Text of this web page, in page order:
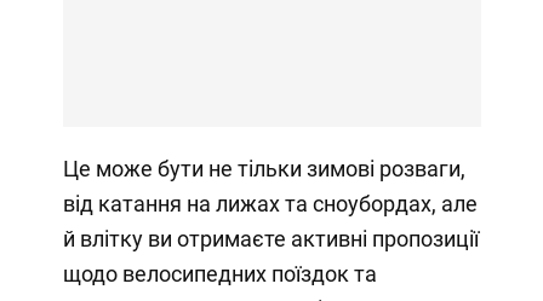
Це може бути не тільки зимові розваги,
від катання на лижах та сноубордах, але
й влітку ви отримаєте активні пропозиції
щодо велосипедних поїздок та